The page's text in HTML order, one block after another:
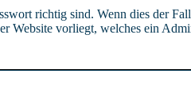
richtig sind. Wenn dies der
Website vorliegt, welches ein